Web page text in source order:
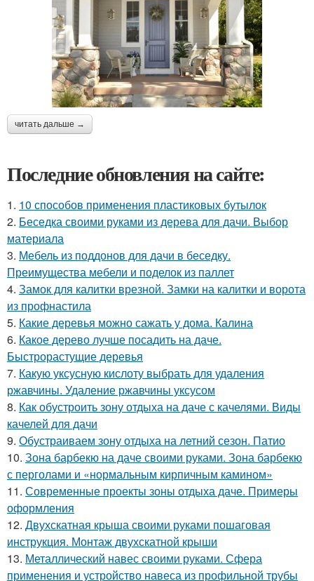
читать дальше →
Последние обновления на сайте:
1. 10 способов применения пластиковых бутылок
2. Беседка своими руками из дерева для дачи. Выбор
материала
3. Мебель из поддонов для дачи в беседку.
Преимущества мебели и поделок из паллет
4. Замок для калитки врезной. Замки на калитки и ворота
из профнастила
5. Какие деревья можно сажать у дома. Калина
6. Какое дерево лучше посадить на даче.
Быстрорастущие деревья
7. Какую уксусную кислоту выбрать для удаления
ржавчины. Удаление ржавчины уксусом
8. Как обустроить зону отдыха на даче с качелями. Виды
качелей для дачи
9. Обустраиваем зону отдыха на летний сезон. Патио
10. Зона барбекю на даче своими руками. Зона барбекю
с перголами и «нормальным кирпичным камином»
11. Современные проекты зоны отдыха даче. Примеры
оформления
12. Двухскатная крыша своими руками пошаговая
инструкция. Монтаж двухскатной крыши
13. Металлический навес своими руками. Сфера
применения и устройство навеса из профильной трубы